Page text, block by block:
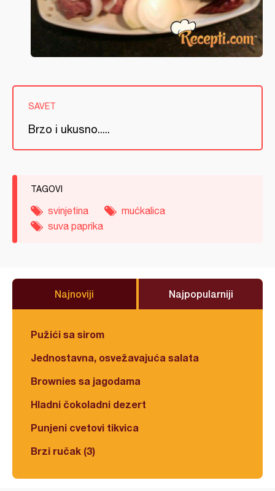
SAVET
Brzo i ukusno.....
TAGOVI
svinjetina
mućkalica
suva paprika
Najnoviji Najpopularniji
Pužići sa sirom
Jednostavna, osvežavajuća salata
Brownies sa jagodama
Hladni čokoladni dezert
Punjeni cvetovi tikvica
Brzi ručak (3)